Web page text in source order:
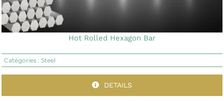
Hot Rolled Hexagon Bar
Catégories : Steel
DETAILS